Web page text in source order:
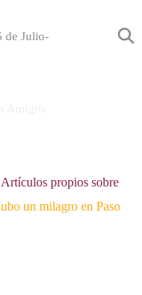
Artículos propios sobre
un milagro en Paso